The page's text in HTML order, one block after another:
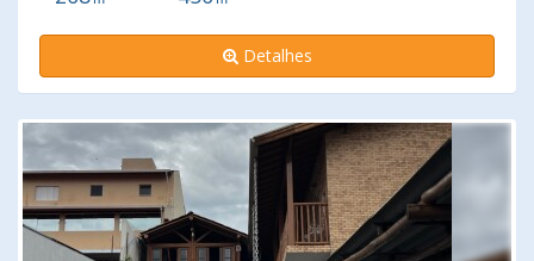
panorâmica encantadora. A casa da frente possui
garagem coberta, sala, cozinha espaçosa e dois amplos
dormitórios e banheiro. Na parte externa tem lavanderia,
churrasqueira com pia. A edícula conta como um comodo
banheiro. Oportunidade!
Detalhes